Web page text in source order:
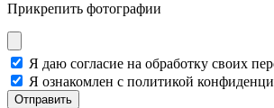
Прикрепить фотографии
Я даю согласие на обработку своих
Я ознакомлен с политикой
Отправить